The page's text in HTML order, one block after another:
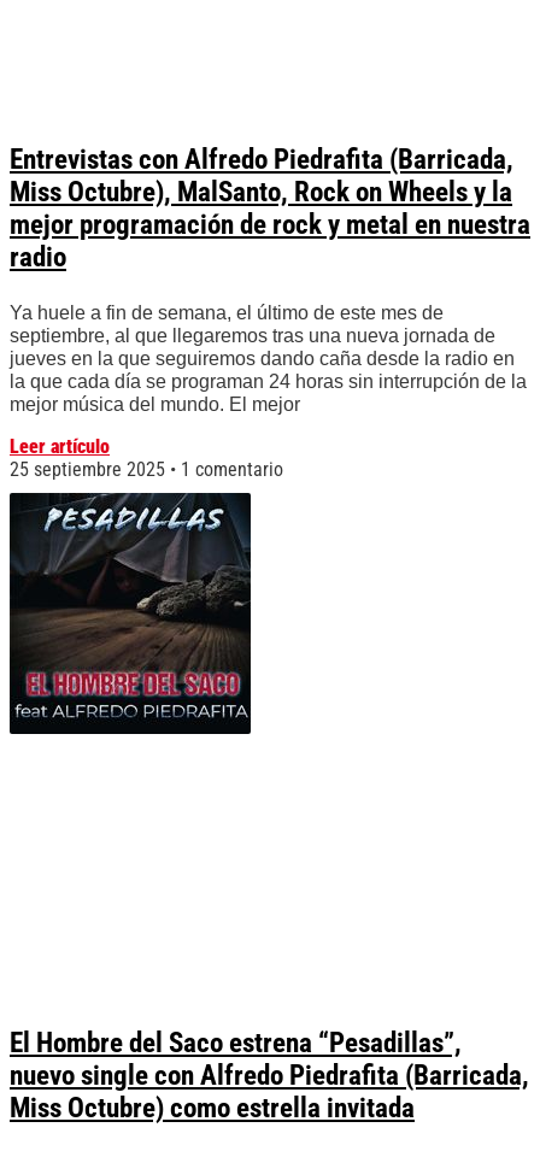
Entrevistas con Alfredo Piedrafita (Barricada,
Miss Octubre), MalSanto, Rock on Wheels y la
mejor programación de rock y metal en nuestra
radio
Ya huele a fin de semana, el último de este mes de
septiembre, al que llegaremos tras una nueva jornada de
jueves en la que seguiremos dando caña desde la radio en
la que cada día se programan 24 horas sin interrupción de la
mejor música del mundo. El mejor
Leer artículo
25 septiembre 2025
1 comentario
El Hombre del Saco estrena “Pesadillas”,
nuevo single con Alfredo Piedrafita (Barricada,
Miss Octubre) como estrella invitada